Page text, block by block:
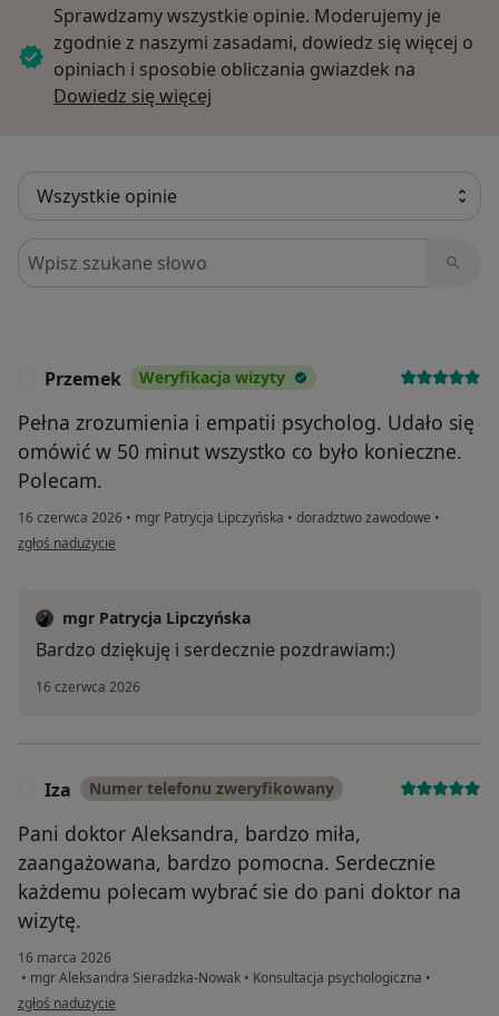
Sprawdzamy wszystkie opinie. Moderujemy je
zgodnie z naszymi zasadami, dowiedz się więcej o
opiniach i sposobie obliczania gwiazdek na
Dowiedz się więcej
Szukaj w opiniach
Przemek Weryfikacja wizyty
Pełna zrozumienia i empatii psycholog. Udało się
omówić w 50 minut wszystko co było konieczne.
Polecam.
16 czerwca 2026 • mgr Patrycja Lipczyńska • doradztwo zawodowe •
w opinii użytkownika Przemek
zgłoś nadużycie
mgr Patrycja Lipczyńska
Bardzo dziękuję i serdecznie pozdrawiam:)
16 czerwca 2026
Iza Numer telefonu zweryfikowany
Pani doktor Aleksandra, bardzo miła,
zaangażowana, bardzo pomocna. Serdecznie
każdemu polecam wybrać sie do pani doktor na
wizytę.
16 marca 2026
• mgr Aleksandra Sieradzka-Nowak • Konsultacja psychologiczna •
w opinii użytkownika Iza
zgłoś nadużycie